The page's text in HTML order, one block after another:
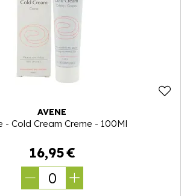
AVENE
- Cold Cream Creme - 100Ml
16,95€
0